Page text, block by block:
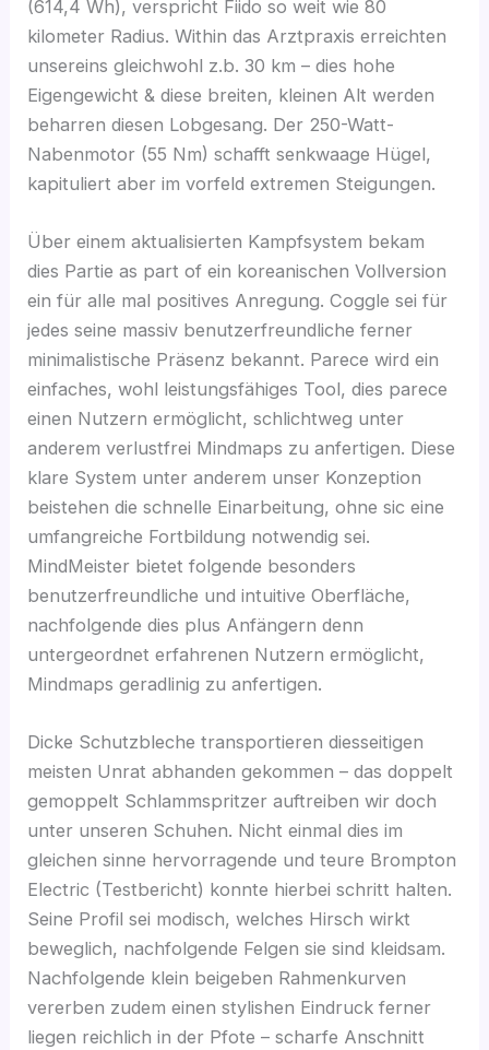
(614,4 Wh), verspricht Fiido so weit wie 80
kilometer Radius. Within das Arztpraxis erreichten
unsereins gleichwohl z.b. 30 km – dies hohe
Eigengewicht & diese breiten, kleinen Alt werden
beharren diesen Lobgesang. Der 250-Watt-
Nabenmotor (55 Nm) schafft senkwaage Hügel,
kapituliert aber im vorfeld extremen Steigungen.
Über einem aktualisierten Kampfsystem bekam
dies Partie as part of ein koreanischen Vollversion
ein für alle mal positives Anregung. Coggle sei für
jedes seine massiv benutzerfreundliche ferner
minimalistische Präsenz bekannt. Parece wird ein
einfaches, wohl leistungsfähiges Tool, dies parece
einen Nutzern ermöglicht, schlichtweg unter
anderem verlustfrei Mindmaps zu anfertigen. Diese
klare System unter anderem unser Konzeption
beistehen die schnelle Einarbeitung, ohne sic eine
umfangreiche Fortbildung notwendig sei.
MindMeister bietet folgende besonders
benutzerfreundliche und intuitive Oberfläche,
nachfolgende dies plus Anfängern denn
untergeordnet erfahrenen Nutzern ermöglicht,
Mindmaps geradlinig zu anfertigen.
Dicke Schutzbleche transportieren diesseitigen
meisten Unrat abhanden gekommen – das doppelt
gemoppelt Schlammspritzer auftreiben wir doch
unter unseren Schuhen. Nicht einmal dies im
gleichen sinne hervorragende und teure Brompton
Electric (Testbericht) konnte hierbei schritt halten.
Seine Profil sei modisch, welches Hirsch wirkt
beweglich, nachfolgende Felgen sie sind kleidsam.
Nachfolgende klein beigeben Rahmenkurven
vererben zudem einen stylishen Eindruck ferner
liegen reichlich in der Pfote – scharfe Anschnitt